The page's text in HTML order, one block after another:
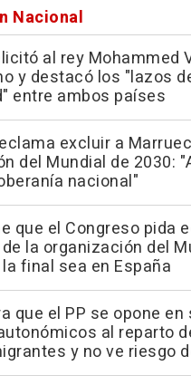
Nacional
al rey Mohammed
y destacó los "lazos
entre ambos países
excluir a
del Mundial de 2030:
nacional"
que el Congreso pida
la organización del
final sea en España
que el PP se opone en
al reparto
y no ve riesgo